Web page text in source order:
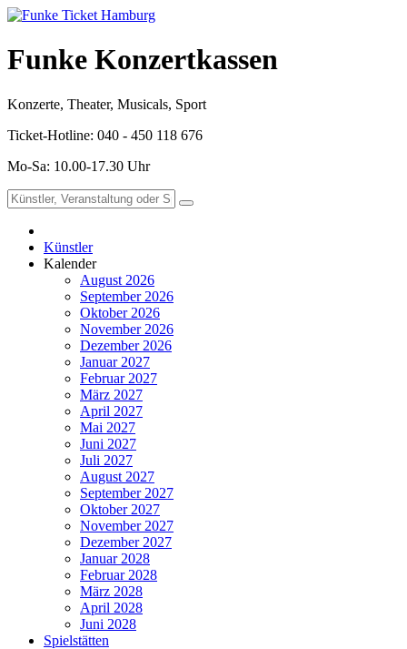
Funke Konzertkassen
Konzerte, Theater, Musicals, Sport
Ticket-Hotline: 040 - 450 118 676
Mo-Sa: 10.00-17.30 Uhr
Künstler
Kalender
August 2026
September 2026
Oktober 2026
November 2026
Dezember 2026
Januar 2027
Februar 2027
März 2027
April 2027
Mai 2027
Juni 2027
Juli 2027
August 2027
September 2027
Oktober 2027
November 2027
Dezember 2027
Januar 2028
Februar 2028
März 2028
April 2028
Juni 2028
Spielstätten